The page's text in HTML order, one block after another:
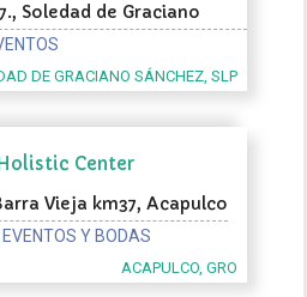
Soledad de Graciano
DE GRACIANO SÁNCHEZ, SLP
Center
Vieja km37, Acapulco
Y BODAS
ACAPULCO, GRO